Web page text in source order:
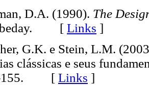
D.A. (1990). The
[ Links ]
G.K. e Stein, L.M.
clássicas e seus
155. [ Links ]